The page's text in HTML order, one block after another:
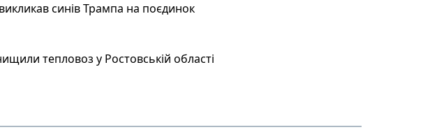
синів Трампа на поєдинок
тепловоз у Ростовській області